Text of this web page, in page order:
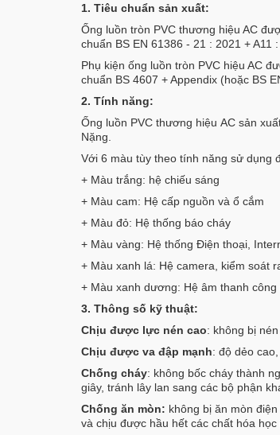
1. Tiêu chuẩn sản xuất:
Ống luồn tròn PVC thương hiệu AC
chuẩn BS EN 61386 - 21 : 2021 + A11
Phụ kiện ống luồn tròn PVC hiệu AC
chuẩn BS 4607 + Appendix (hoặc BS
2. Tính năng:
Ống luồn PVC thương hiệu AC sản
Nặng.
Với 6 màu tùy theo tính năng sử dụng
+ Màu trắng: hệ chiếu sáng
+ Màu cam: Hệ cấp nguồn và ổ cắm
+ Màu đỏ: Hệ thống báo cháy
+ Màu vàng: Hệ thống Điện thoại,
+ Màu xanh lá: Hệ camera, kiểm soát
+ Màu xanh dương: Hệ âm thanh công
3. Thông số kỹ thuật:
Chịu được lực nén cao: không bị
Chịu được va đập mạnh: độ dẻo
Chống cháy: không bốc cháy thành
giây, tránh lây lan sang các bộ phận
Chống ăn mòn: không bị ăn mòn
và chịu được hầu hết các chất hóa học